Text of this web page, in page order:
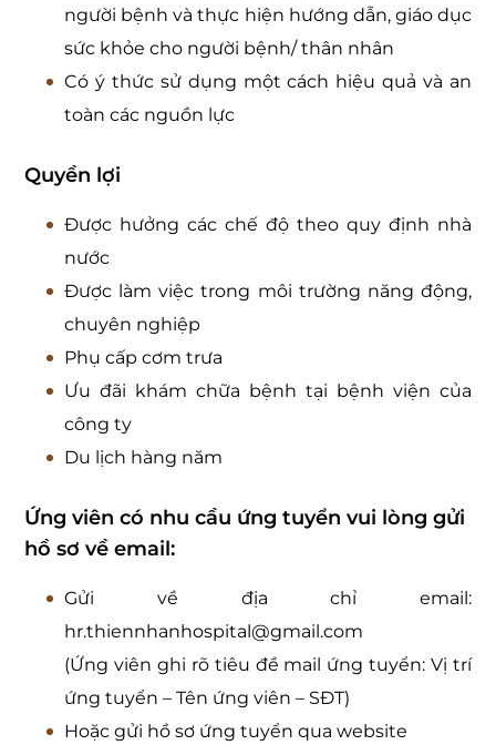
người bệnh và thực hiện hướng dẫn, giáo dục
sức khỏe cho người bệnh/ thân nhân
Có ý thức sử dụng một cách hiệu quả và an
toàn các nguồn lực
Quyền lợi
Được hưởng các chế độ theo quy định nhà
nước
Được làm việc trong môi trường năng động,
chuyên nghiệp
Phụ cấp cơm trưa
Ưu đãi khám chữa bệnh tại bệnh viện của
công ty
Du lịch hàng năm
Ứng viên có nhu cầu ứng tuyển vui lòng gửi
hồ sơ về email:
Gửi về địa chỉ email:
hr.thiennhanhospital@gmail.com
(Ứng viên ghi rõ tiêu đề mail ứng tuyển: Vị trí
ứng tuyển – Tên ứng viên – SĐT)
Hoặc gửi hồ sơ ứng tuyển qua website